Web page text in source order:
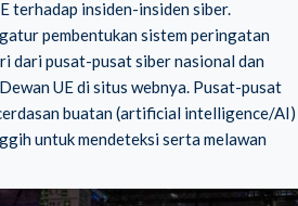
terhadap insiden-insiden siber.
pembentukan sistem peringatan
dari pusat-pusat siber nasional dan
UE di situs webnya. Pusat-pusat
buatan (artificial intelligence/AI)
untuk mendeteksi serta melawan